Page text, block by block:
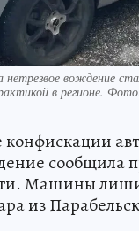
нетрезвое вождение
в регионе.
конфискации
сообщила
Машины
из